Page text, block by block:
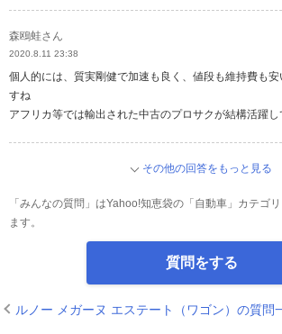
森鴎蛙さん
2020.8.11 23:38
個人的には、質実剛健で加速も良く、値段も維持費も
すね
アフリカ等では輸出された中古のプロサクが結構活躍
その他の回答をもっと見る
「みんなの質問」はYahoo!知恵袋の「自動車」カテゴ
ます。
質問をする
ルノー メガーヌ エステート（ワゴン）の質問